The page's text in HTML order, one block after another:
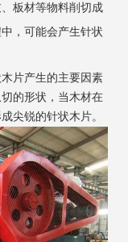
板材等物料削切成
，可能会产生针状
片产生的主要因素
的形状，当木材在
尖锐的针状木片。